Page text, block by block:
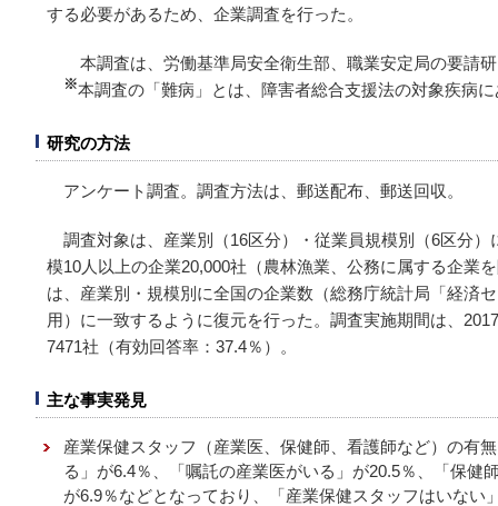
する必要があるため、企業調査を行った。
本調査は、労働基準局安全衛生部、職業安定局の要請
※本調査の「難病」とは、障害者総合支援法の対象疾病
研究の方法
アンケート調査。調査方法は、郵送配布、郵送回収。
調査対象は、産業別（16区分）・従業員規模別（6区分
模10人以上の企業20,000社（農林漁業、公務に属する企業
は、産業別・規模別に全国の企業数（総務庁統計局「経済
用）に一致するように復元を行った。調査実施期間は、
7471社（有効回答率：37.4％）。
主な事実発見
産業保健スタッフ（産業医、保健師、看護師など）の有
る」が6.4％、「嘱託の産業医がいる」が20.5％、「保健
が6.9％などとなっており、「産業保健スタッフはいない